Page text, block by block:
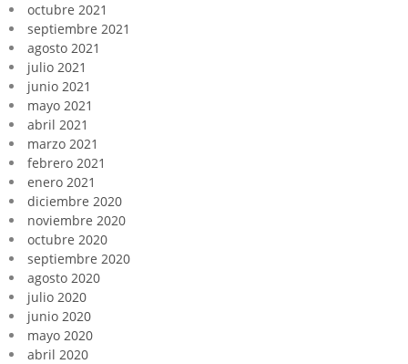
octubre 2021
septiembre 2021
agosto 2021
julio 2021
junio 2021
mayo 2021
abril 2021
marzo 2021
febrero 2021
enero 2021
diciembre 2020
noviembre 2020
octubre 2020
septiembre 2020
agosto 2020
julio 2020
junio 2020
mayo 2020
abril 2020